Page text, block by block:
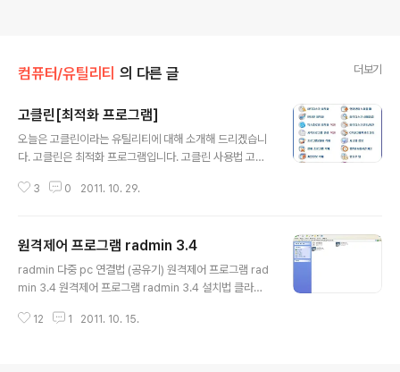
컴퓨터/유틸리티 의 다른 글 더보기
고클린[최적화 프로그램]
오늘은 고클린이라는 유틸리티에 대해 소개해 드리겠습니
다. 고클린은 최적화 프로그램입니다. 고클린 사용법 고클
사용법 고클린 최적화프로그램 고클린다운 고클린 실행화
실행 할 시간입니다. 위 화면은 레지스트 최적화를 하기 위
해 검색을 시작하는 모습입니다. 검색이 완료 되었습니
다.!!! 몇일전에 해놓았더니 별로 안뜨네요 ㅎㅎ 이제 삭제
지스트 들이죠. 삭제 완료~~ 이번에는 하드웨어 최적화를
3 0 2011. 10. 29.
원격제어 프로그램 radmin 3.4
radmin 다중 pc 연결법 (공유기) 원격제어 프로그램 rad
min 3.4 원격제어 프로그램 radmin 3.4 설치법 클라이
리하는 클라이언트 한개는 view를 관리하는 클라이언트
12 1 2011. 10. 15.